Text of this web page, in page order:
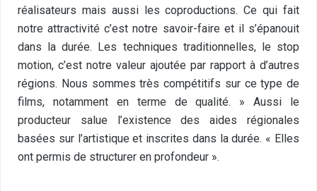
réalisateurs mais aussi les coproductions. Ce qui fait
notre attractivité c’est notre savoir-faire et il s’épanouit
dans la durée. Les techniques traditionnelles, le stop
motion, c’est notre valeur ajoutée par rapport à d’autres
régions. Nous sommes très compétitifs sur ce type de
films, notamment en terme de qualité. » Aussi le
producteur salue l’existence des aides régionales
basées sur l’artistique et inscrites dans la durée. « Elles
ont permis de structurer en profondeur ».